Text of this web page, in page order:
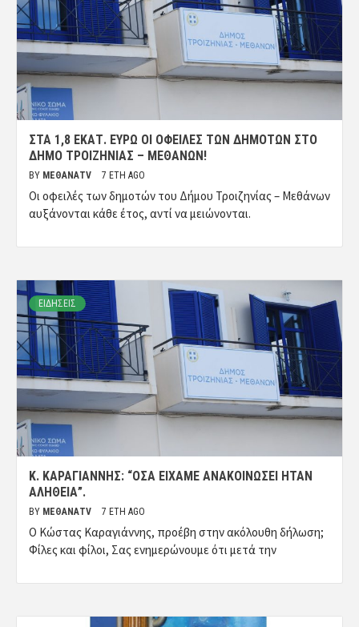
ΣΤΑ 1,8 ΕΚΑΤ. ΕΥΡΏ ΟΙ ΟΦΕΙΛΈΣ ΤΩΝ ΔΗΜΟΤΏΝ ΣΤΟ
ΔΉΜΟ ΤΡΟΙΖΗΝΊΑΣ – ΜΕΘΆΝΩΝ!
BY ΜΈΘΑΝΑTV 7 ΈΤΗ AGO
Οι οφειλές των δημοτών του Δήμου Τροιζηνίας – Μεθάνων
αυξάνονται κάθε έτος, αντί να μειώνονται.
ΕΙΔΗΣΕΙΣ
Κ. ΚΑΡΑΓΙΆΝΝΗΣ: “ΌΣΑ ΕΊΧΑΜΕ ΑΝΑΚΟΙΝΏΣΕΙ ΉΤΑΝ
ΑΛΉΘΕΙΑ”.
BY ΜΈΘΑΝΑTV 7 ΈΤΗ AGO
Ο Κώστας Καραγιάννης, προέβη στην ακόλουθη δήλωση;
Φίλες και φίλοι, Σας ενημερώνουμε ότι μετά την